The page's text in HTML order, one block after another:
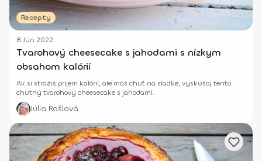
Recepty
8 Jún 2022
Tvarohový cheesecake s jahodami s nízkym
obsahom kalórií
Ak si strážiš príjem kalórií, ale máš chuť na sladké, vyskúšaj tento
chutný tvarohový cheesecake s jahodami.
Júlia Rašlová